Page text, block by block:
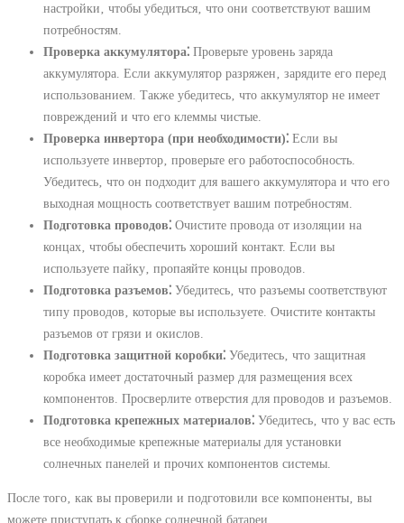
настройки‚ чтобы убедиться‚ что они соответствуют вашим
потребностям.
Проверка аккумулятора⁚ Проверьте уровень заряда
аккумулятора. Если аккумулятор разряжен‚ зарядите его перед
использованием. Также убедитесь‚ что аккумулятор не имеет
повреждений и что его клеммы чистые.
Проверка инвертора (при необходимости)⁚ Если вы
используете инвертор‚ проверьте его работоспособность.
Убедитесь‚ что он подходит для вашего аккумулятора и что его
выходная мощность соответствует вашим потребностям.
Подготовка проводов⁚ Очистите провода от изоляции на
концах‚ чтобы обеспечить хороший контакт. Если вы
используете пайку‚ пропаяйте концы проводов.
Подготовка разъемов⁚ Убедитесь‚ что разъемы соответствуют
типу проводов‚ которые вы используете. Очистите контакты
разъемов от грязи и окислов.
Подготовка защитной коробки⁚ Убедитесь‚ что защитная
коробка имеет достаточный размер для размещения всех
компонентов. Просверлите отверстия для проводов и разъемов.
Подготовка крепежных материалов⁚ Убедитесь‚ что у вас есть
все необходимые крепежные материалы для установки
солнечных панелей и прочих компонентов системы.
После того‚ как вы проверили и подготовили все компоненты‚ вы
можете приступать к сборке солнечной батареи.